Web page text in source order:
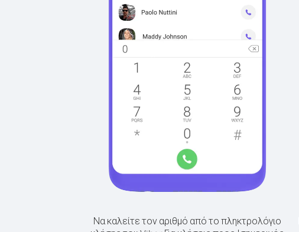
Να καλείτε τον αριθμό από το πληκτρολόγιο